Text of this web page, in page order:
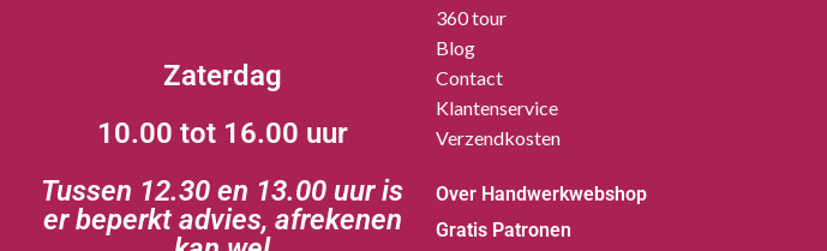
Zaterdag
10.00 tot 16.00 uur
Tussen 12.30 en 13.00 uur is
er beperkt advies, afrekenen
360 tour
Blog
Contact
Klantenservice
Verzendkosten
Over Handwerkwebshop
Gratis Patronen